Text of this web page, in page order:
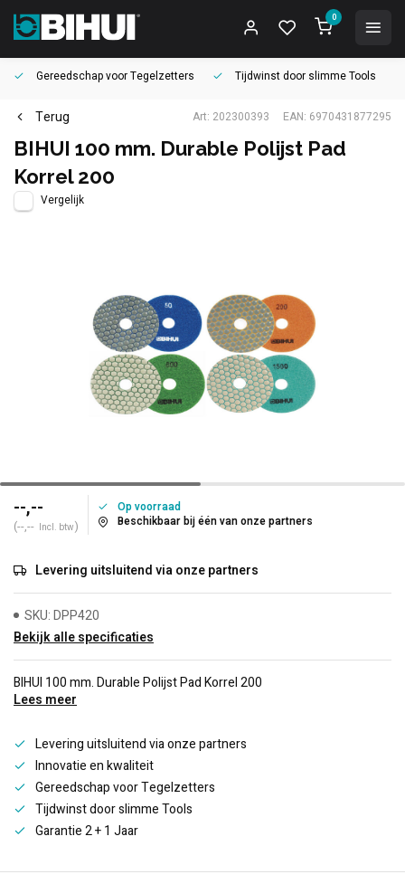
0
Gereedschap voorTegelzetters Tijdwinst door slimme Tools
Terug Art: 202300393 EAN: 6970431877295
BIHUI 100 mm. Durable Polijst Pad
Korrel 200
Vergelijk
--,--
(--,-- Incl. btw)
Op voorraad
Beschikbaar bij één van onze partners
Levering uitsluitend via onze partners
SKU: DPP420
Bekijk alle specificaties
BIHUI 100 mm. Durable Polijst Pad Korrel 200
Lees meer
Levering uitsluitend via onze partners
Innovatie en kwaliteit
Gereedschap voor Tegelzetters
Tijdwinst door slimme Tools
Garantie 2 + 1 Jaar